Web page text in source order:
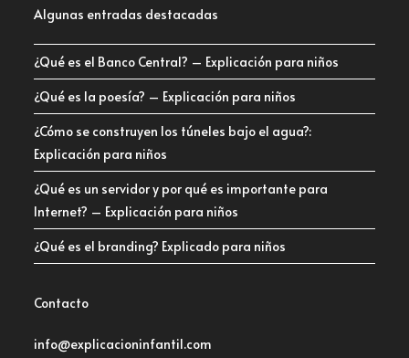
Algunas entradas destacadas
¿Qué es el Banco Central? – Explicación para niños
¿Qué es la poesía? – Explicación para niños
¿Cómo se construyen los túneles bajo el agua?:
Explicación para niños
¿Qué es un servidor y por qué es importante para
Internet? – Explicación para niños
¿Qué es el branding? Explicado para niños
Contacto
info@explicacioninfantil.com